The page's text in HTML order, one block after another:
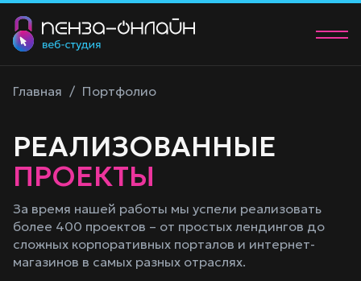
Портфолио
Контакты
+7 (902) 205-83-00
manager@58studio.ru
Главная / Портфолио
РЕАЛИЗОВАННЫЕ
ПРОЕКТЫ
За время нашей работы мы успели реализовать
более 400 проектов – от простых лендингов до
сложных корпоративных порталов и интернет-
магазинов в самых разных отраслях.